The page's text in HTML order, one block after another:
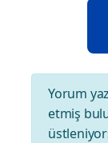
Yorum
etmiş